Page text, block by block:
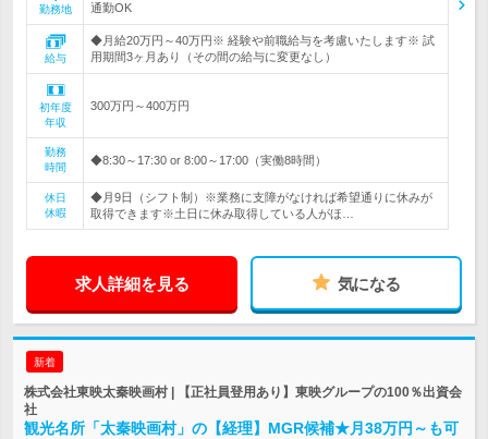
勤務地
通勤OK
給与
◆月給20万円～40万円※ 経験や前職給与を考慮いたします※ 試
用期間3ヶ月あり（その間の給与に変更なし）
初年度
年収
300万円～400万円
勤務
時間
◆8:30～17:30 or 8:00～17:00（実働8時間）
休日
休暇
◆月9日（シフト制）※業務に支障がなければ希望通りに休みが
取得できます※土日に休み取得している人がほ…
求人詳細を見る 気になる
新着
株式会社東映太秦映画村 | 【正社員登用あり】東映グループの100％出資会
社
観光名所「太秦映画村」の【経理】MGR候補★月38万円～も可